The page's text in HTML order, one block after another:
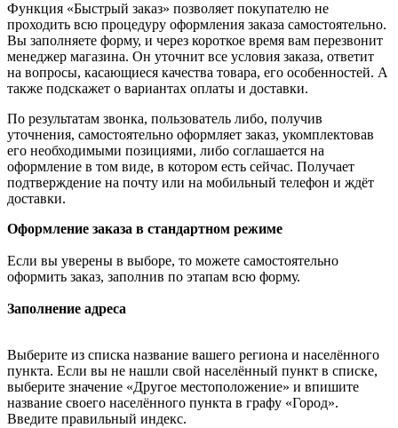
Функция «Быстрый заказ» позволяет покупателю не
проходить всю процедуру оформления заказа самостоятельно.
Вы заполняете форму, и через короткое время вам перезвонит
менеджер магазина. Он уточнит все условия заказа, ответит
на вопросы, касающиеся качества товара, его особенностей. А
также подскажет о вариантах оплаты и доставки.
По результатам звонка, пользователь либо, получив
уточнения, самостоятельно оформляет заказ, укомплектовав
его необходимыми позициями, либо соглашается на
оформление в том виде, в котором есть сейчас. Получает
подтверждение на почту или на мобильный телефон и ждёт
доставки.
Оформление заказа в стандартном режиме
Если вы уверены в выборе, то можете самостоятельно
оформить заказ, заполнив по этапам всю форму.
Заполнение адреса
Выберите из списка название вашего региона и населённого
пункта. Если вы не нашли свой населённый пункт в списке,
выберите значение «Другое местоположение» и впишите
название своего населённого пункта в графу «Город».
Введите правильный индекс.